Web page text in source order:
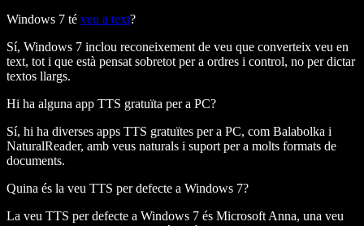
Windows 7 té veu a text?
Sí, Windows 7 inclou reconeixement de veu que converteix veu en
text, tot i que està pensat sobretot per a ordres i control, no per dictar
textos llargs.
Hi ha alguna app TTS gratuïta per a PC?
Sí, hi ha diverses apps TTS gratuïtes per a PC, com Balabolka i
NaturalReader, amb veus naturals i suport per a molts formats de
documents.
Quina és la veu TTS per defecte a Windows 7?
La veu TTS per defecte a Windows 7 és Microsoft Anna, una veu